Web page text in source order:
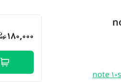
180,000